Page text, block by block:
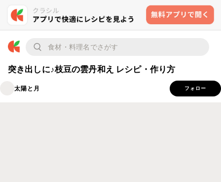
突き出しに♪枝豆の雲丹和え レシピ・作り方
太陽と月 フォロー